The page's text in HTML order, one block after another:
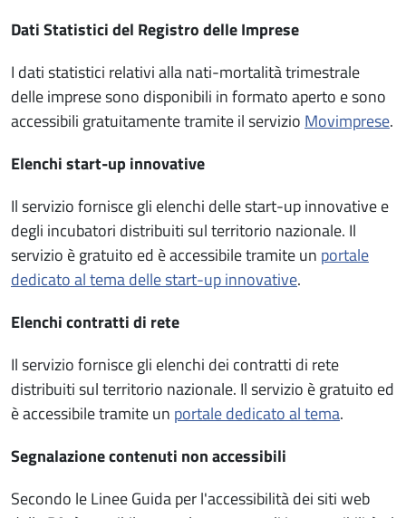
Dati Statistici del Registro delle Imprese
I dati statistici relativi alla nati-mortalità trimestrale
delle imprese sono disponibili in formato aperto e sono
accessibili gratuitamente tramite il servizio Movimprese.
Elenchi start-up innovative
Il servizio fornisce gli elenchi delle start-up innovative e
degli incubatori distribuiti sul territorio nazionale. Il
servizio è gratuito ed è accessibile tramite un portale
dedicato al tema delle start-up innovative.
Elenchi contratti di rete
Il servizio fornisce gli elenchi dei contratti di rete
distribuiti sul territorio nazionale. Il servizio è gratuito ed
è accessibile tramite un portale dedicato al tema.
Segnalazione contenuti non accessibili
Secondo le Linee Guida per l'accessibilità dei siti web